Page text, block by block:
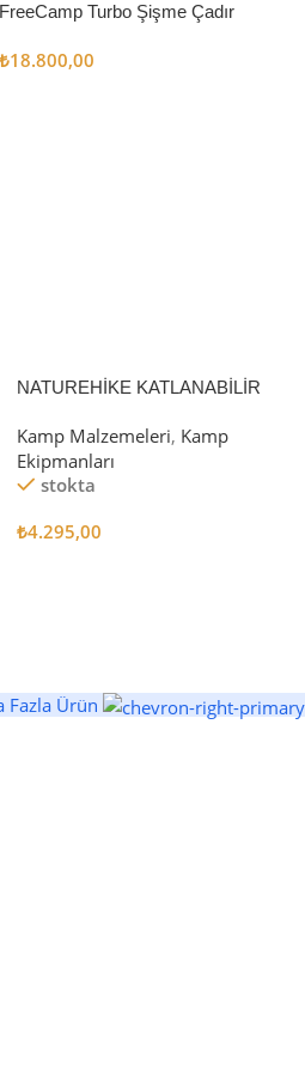
FreeCamp Turbo Şişme Çadır
₺18.800,00
NATUREHİKE KATLANABİLİR
Kamp Malzemeleri, Kamp
Ekipmanları
stokta
₺4.295,00
Fazla Ürün